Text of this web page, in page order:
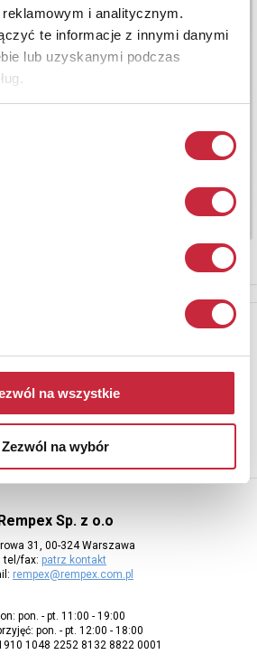
i analitycznym.
te informacje z innymi danymi
lub uzyskanymi podczas
na wszystkie
Zezwól na wybór
o nowych aukcjach, prosimy podać
adres e-mail
Rempex Sp. z o.o
31, 00-324 Warszawa
tel/fax: patrz kontakt
rempex@rempex.com.pl
pon. - pt. 11:00 - 19:00
pon. - pt. 12:00 - 18:00
1048 2252 8132 8822 0001